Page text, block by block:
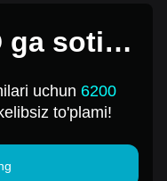
ga sotib
uchun 6200
to'plami!